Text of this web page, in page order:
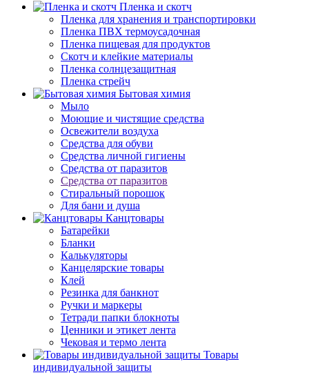
Пленка и скотч
Пленка для хранения и транспортировки
Пленка ПВХ термоусадочная
Пленка пищевая для продуктов
Скотч и клейкие материалы
Пленка солнцезащитная
Пленка стрейч
Бытовая химия
Мыло
Моющие и чистящие средства
Освежители воздуха
Средства для обуви
Средства личной гигиены
Средства от паразитов
Средства от паразитов
Стиральный порошок
Для бани и душа
Канцтовары
Батарейки
Бланки
Калькуляторы
Канцелярские товары
Клей
Резинка для банкнот
Ручки и маркеры
Тетради папки блокноты
Ценники и этикет лента
Чековая и термо лента
Товары
индивидуальной защиты